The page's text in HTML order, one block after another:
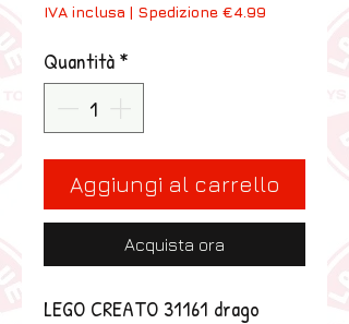
IVA inclusa | Spedizione €4.99
Quantità*
Aggiungi al carrello
Acquista ora
LEGO CREATO 31161 drago